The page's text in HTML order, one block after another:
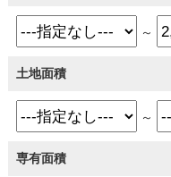
～
土地面積
～
専有面積